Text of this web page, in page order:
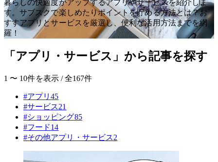
暮らしの快適度がアップするアプリやサービスを紹介しま
す。サブスクで楽しめたりポイントを貯める方法とは？お
すすアプリとサービスを厳選し、便利な活用方法までを網
羅！
「アプリ・サービス」から記事を探す
1 〜 10件を表示 / 全167件
#アプリ45
#サービス21
#ショッピング85
#フード14
#その他アプリ・サービス2